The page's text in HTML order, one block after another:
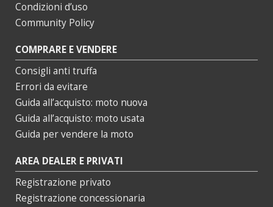
Condizioni d’uso
Community Policy
COMPRARE E VENDERE
Consigli anti truffa
Errori da evitare
Guida all’acquisto: moto nuova
Guida all’acquisto: moto usata
Guida per vendere la moto
AREA DEALER E PRIVATI
Registrazione privato
Registrazione concessionaria